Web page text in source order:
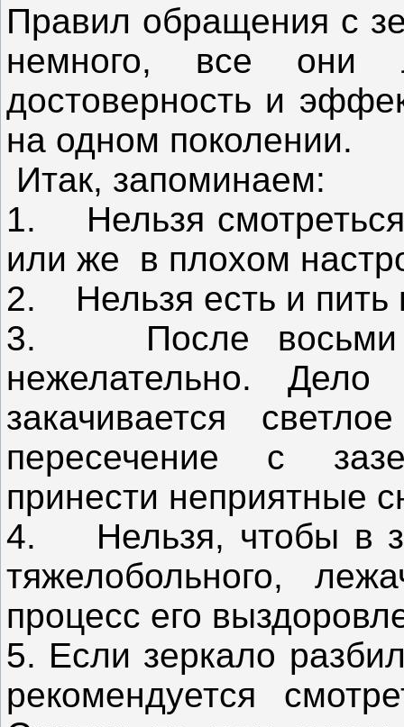
Правил обращения с
немного, все они
достоверность и
на одном поколении.
Итак, запоминаем:
1. Нельзя
или же в плохом
2. Нельзя есть и пить
3. После восьми
нежелательно.
закачивается
пересечение с
принести неприятные
4. Нельзя, чтобы в
тяжелобольного,
процесс его
5. Если зеркало
рекомендуется